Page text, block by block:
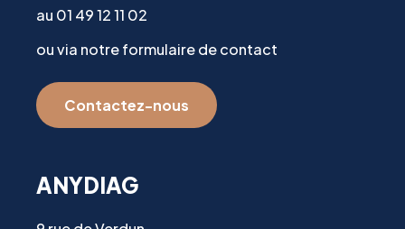
au 01 49 12 11 02
ou via notre formulaire de contact
Contactez-nous
ANYDIAG